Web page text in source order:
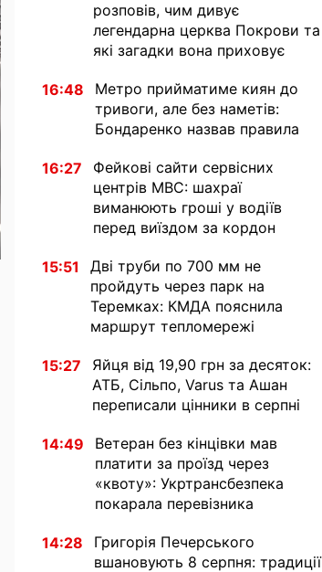
розповів, чим дивує
легендарна церква Покрови та
які загадки вона приховує
16:48
Метро прийматиме киян до
тривоги, але без наметів:
Бондаренко назвав правила
16:27
Фейкові сайти сервісних
центрів МВС: шахраї
виманюють гроші у водіїв
перед виїздом за кордон
15:51
Дві труби по 700 мм не
пройдуть через парк на
Теремках: КМДА пояснила
маршрут тепломережі
15:27
Яйця від 19,90 грн за десяток:
АТБ, Сільпо, Varus та Ашан
переписали цінники в серпні
14:49
Ветеран без кінцівки мав
платити за проїзд через
«квоту»: Укртрансбезпека
покарала перевізника
14:28
Григорія Печерського
вшановують 8 серпня: традиції